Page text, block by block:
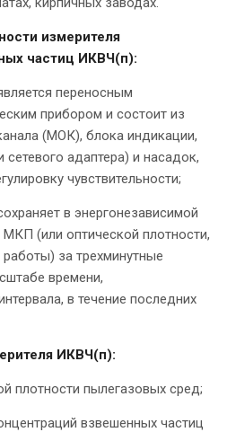
измерителя
частиц ИКВЧ(п):
переносным
прибором и состоит из
(МОК), блока индикации,
адаптера) и насадок,
чувствительности;
в энергонезависимой
(или оптической плотности,
за трехминутные
времени,
в течение последних
ИКВЧ(п):
плотности пылегазовых сред;
взвешенных частиц